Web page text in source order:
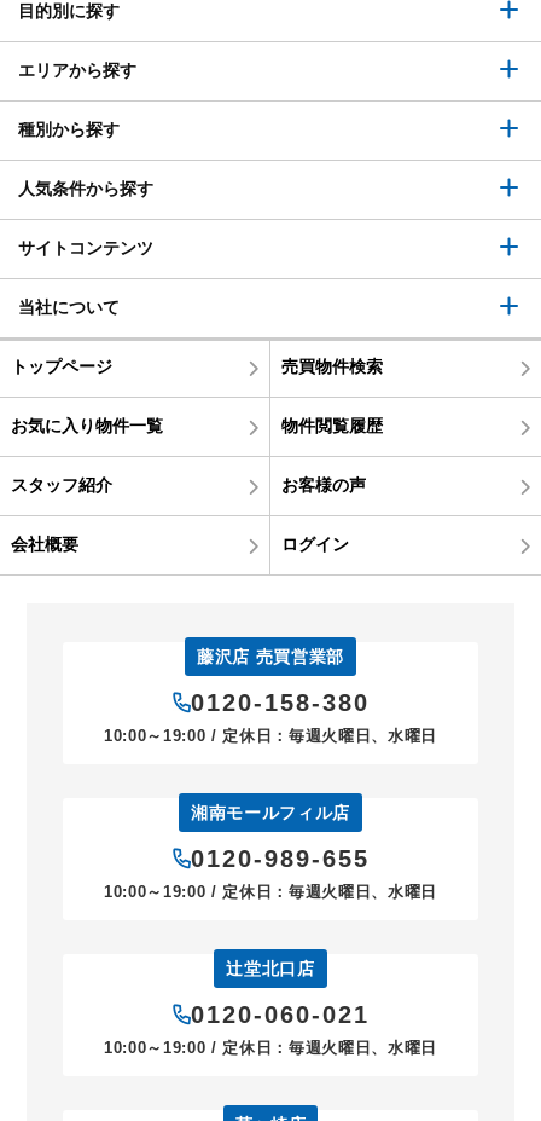
目的別に探す
エリアから探す
種別から探す
人気条件から探す
サイトコンテンツ
当社について
トップページ 売買物件検索
お気に入り物件一覧 物件閲覧履歴
スタッフ紹介 お客様の声
会社概要 ログイン
藤沢店 売買営業部
0120-158-380
10:00～19:00 / 定休日：毎週火曜日、水曜日
湘南モールフィル店
0120-989-655
10:00～19:00 / 定休日：毎週火曜日、水曜日
辻堂北口店
0120-060-021
10:00～19:00 / 定休日：毎週火曜日、水曜日